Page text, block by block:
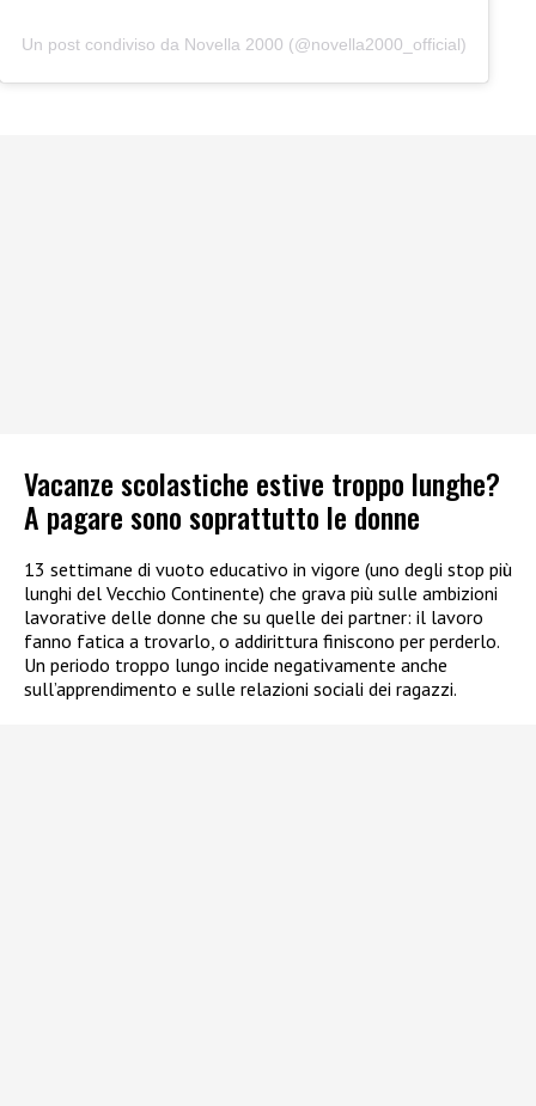
Un post condiviso da Novella 2000 (@novella2000_official)
Vacanze scolastiche estive troppo lunghe?
A pagare sono soprattutto le donne
13 settimane di vuoto educativo in vigore (uno degli stop più
lunghi del Vecchio Continente) che grava più sulle ambizioni
lavorative delle donne che su quelle dei partner: il lavoro
fanno fatica a trovarlo, o addirittura finiscono per perderlo.
Un periodo troppo lungo incide negativamente anche
sull’apprendimento e sulle relazioni sociali dei ragazzi.